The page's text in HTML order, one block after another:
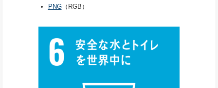
PNG（RGB）